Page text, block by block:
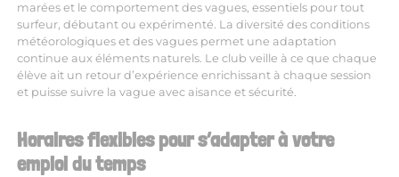
marées et le comportement des vagues, essentiels pour tout
surfeur, débutant ou expérimenté. La diversité des conditions
météorologiques et des vagues permet une adaptation
continue aux éléments naturels. Le club veille à ce que chaque
élève ait un retour d’expérience enrichissant à chaque session
et puisse suivre la vague avec aisance et sécurité.
Horaires flexibles pour s’adapter à votre
emploi du temps